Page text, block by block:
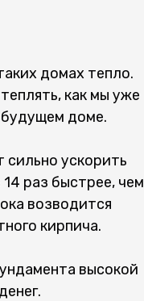
домах тепло.
как мы уже
будущем доме.
сильно ускорить
раз быстрее, чем
возводится
кирпича.
высокой